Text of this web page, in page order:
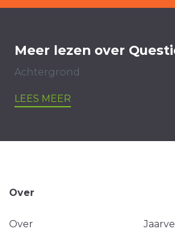
Meer lezen over
Achtergrond
LEES MEER
Over
Over